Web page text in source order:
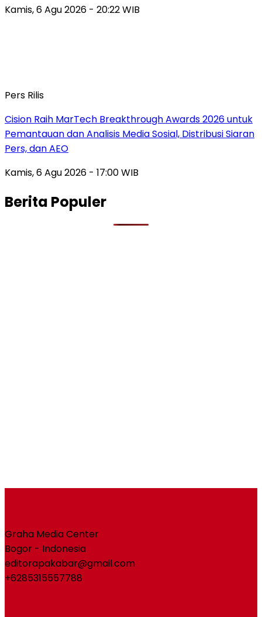
Kamis, 6 Agu 2026 - 20:22 WIB
Pers Rilis
Cision Raih MarTech Breakthrough Awards 2026 untuk
Pemantauan dan Analisis Media Sosial, Distribusi Siaran
Pers, dan AEO
Kamis, 6 Agu 2026 - 17:00 WIB
Berita Populer
Graha Media Center
Bogor - Indonesia
editorapakabar@gmail.com
+6285315557788